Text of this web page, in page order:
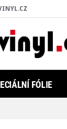
FÓLIE